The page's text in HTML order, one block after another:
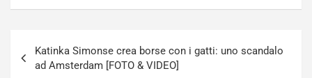
articoli
Katinka Simonse crea borse con i gatti: uno scandalo
ad Amsterdam [FOTO & VIDEO]